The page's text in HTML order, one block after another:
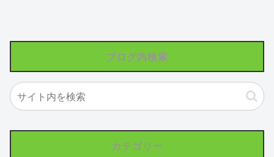
ブログ内検索
カテゴリー